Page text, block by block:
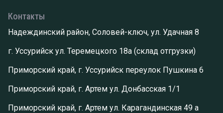
Контакты
Надеждинский район, Соловей-ключ, ул. Удачная 8
г. Уссурийск ул. Теремецкого 18а (склад отгрузки)
Приморский край, г. Уссурийск переулок Пушкина 6
Приморский край, г. Артем ул. Донбасская 1/1
Приморский край, г. Артем ул. Карагандинская 49 а